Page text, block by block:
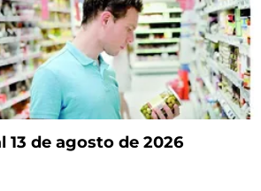
13 de agosto de 2026